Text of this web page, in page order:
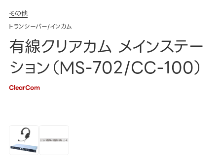
その他
トランシーバー/インカム
有線クリアカム メインステー
ション（MS-702/CC-100）
ClearCom